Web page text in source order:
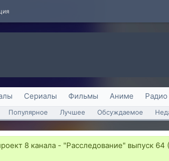
Сериалы Фильмы Аниме Радио
Популярное Лучшее Обсуждаемое
8 канала - "Расследование"